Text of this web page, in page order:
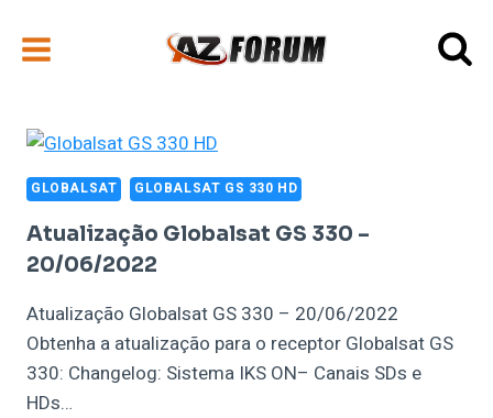
para
GLOBALSAT GLOBALSAT GS 330 HD
Atualização Globalsat GS 330 –
20/06/2022
Atualização Globalsat GS 330 – 20/06/2022
Obtenha a atualização para o receptor Globalsat GS
330: Changelog: Sistema IKS ON– Canais SDs e
HDs…